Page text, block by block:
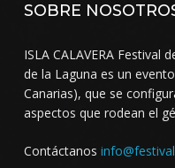
SOBRE
ISLA CALAVERA Festival
de la Laguna es un
Canarias), que se
aspectos que rodean el
Contáctanos